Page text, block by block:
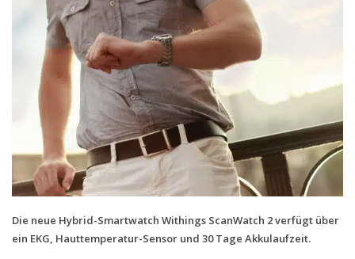
Smartphonetarife
Datentarife
o2
Smartphonetarife
Prepaid-Tarife
Datentarife
Flatrate-Prepaidtarife
Mobilfunk-Vergleichsrechner
Mobilfunk-Tarifrechner
Flatrate-Datentarife
Die neue Hybrid-Smartwatch Withings ScanWatch 2 verfügt über
ein EKG, Hauttemperatur-Sensor und 30 Tage Akkulaufzeit.